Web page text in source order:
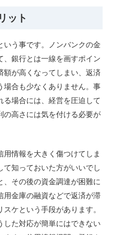
ット
いう事です。ノンバンクの金
銀行とは一線を画すポイン
額が高くなってしまい、返済
場合も少なくありません。事
場合には、経営を圧迫して
の高さには気を付ける必要が
情報を大きく傷つけてしま
て知っておいた方がいいでし
、その後の資金調達が困難に
用金庫の融資などで返済が滞
ケという手段があります。
した対応が簡単にはできない